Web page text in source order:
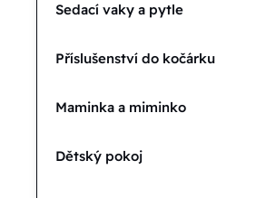
Sedací vaky a pytle
Příslušenství do kočárku
Maminka a miminko
Dětský pokoj